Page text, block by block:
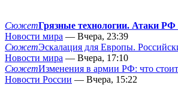
СюжетГрязные технологии. Атаки
Новости мира — Вчера, 23:39
СюжетЭскалация для Европы.
Новости мира — Вчера, 17:10
СюжетИзменения в армии РФ: что
Новости России — Вчера, 15:22